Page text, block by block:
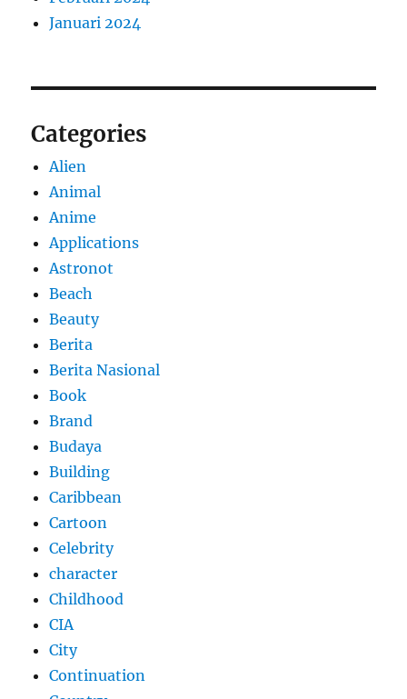
Januari 2024
Categories
Alien
Animal
Anime
Applications
Astronot
Beach
Beauty
Berita
Berita Nasional
Book
Brand
Budaya
Building
Caribbean
Cartoon
Celebrity
character
Childhood
CIA
City
Continuation